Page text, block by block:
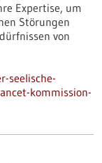
Expertise, um
Störungen
von
seelische-
kommission-